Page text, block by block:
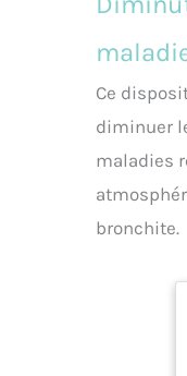
Ce
diminuer
maladies
bronchite.